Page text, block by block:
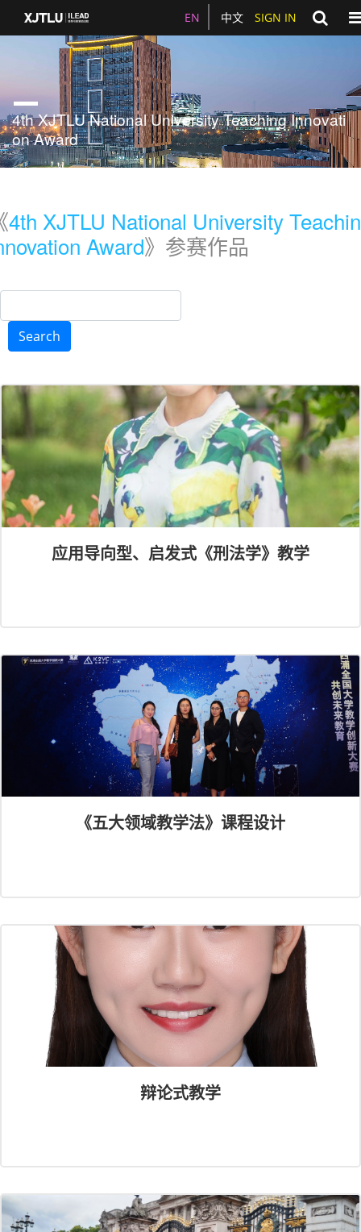
EN 中文 SIGN IN
4th XJTLU National University Teaching Innovati
on Award
4th XJTLU National University
Award》参赛作品
Search
应用导向型、启发式《刑法学》教学
《五大领域教学法》课程设计
辩论式教学